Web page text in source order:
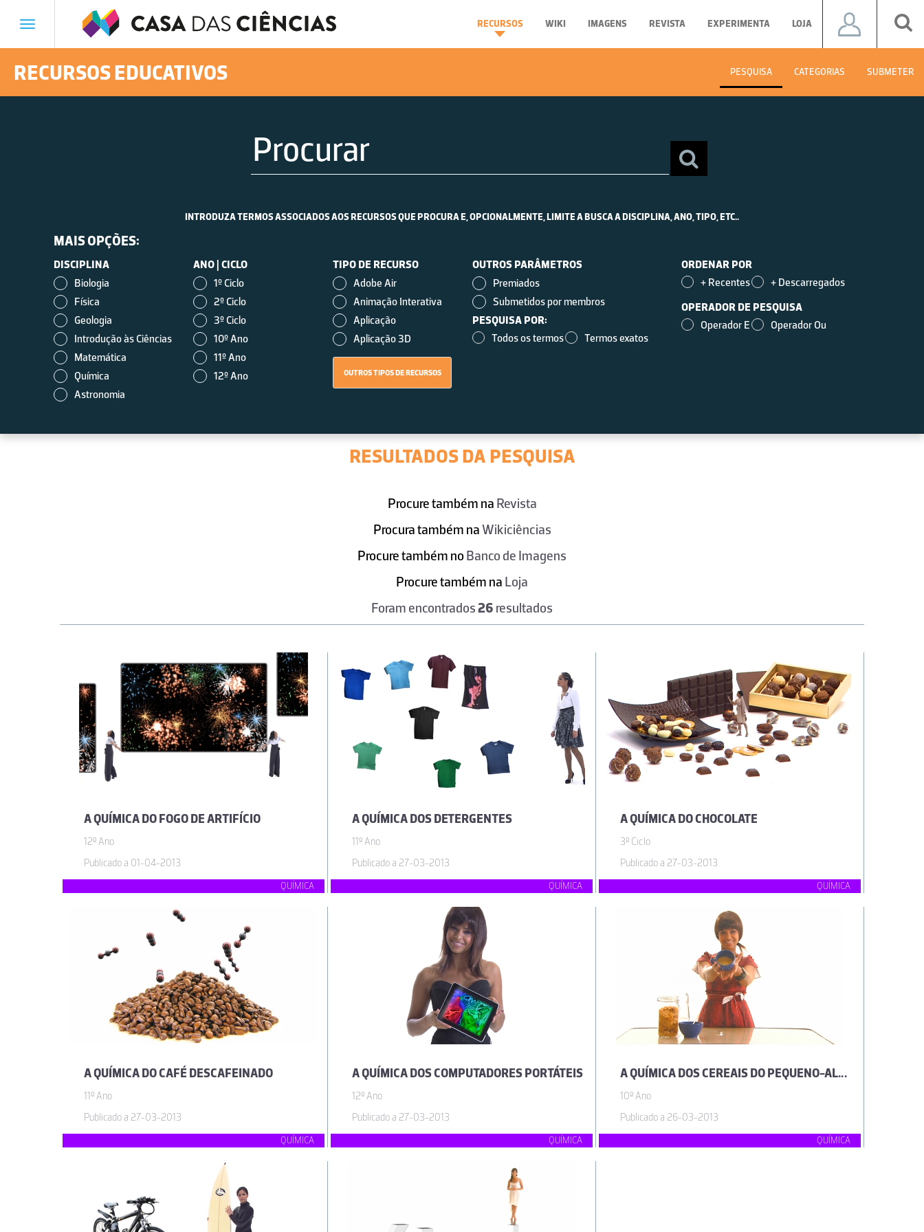
Toggle
RECURSOS WIKI IMAGENS REVISTA EXPERIMENTA LOJA
RECURSOS EDUCATIVOS PESQUISA
INTRODUZA TERMOS ASSOCIADOS AOS RECURSOS QUE PROCURA E, OPCIONALMENTE, LIMITE A BUSCA A DISCIPLINA, ANO, TIPO, ETC..
MAIS OPÇÕES:
DISCIPLINA
Biologia
Física
Geologia
Introdução às Ciências
Matemática
Química
Astronomia
ANO |CICLO
1º Ciclo
2º Ciclo
3º Ciclo
10º Ano
11º Ano
12º Ano
TIPO DE RECURSO
Adobe Air
Animação Interativa
Aplicação
Aplicação 3D
OUTROS PARÂMETROS
Premiados
Submetidos por membros
PESQUISA POR:
Todos os termos
Termos exatos
ORDENAR POR
+ Recentes
+ Descarregados
OPERADOR DE PESQUISA
Operador E
Operador Ou
CATEGORIAS SUBMETER
RESULTADOS DA PESQUISA
Procure também na Revista
Procura também naWikiciências
Procure também no Banco de Imagens
Procure também na Loja
Foram encontrados26 resultados
A QUÍMICA DO FOGO DE ARTIFÍCIO
12º Ano
Publicado a 01-04-2013
QUÍMICA
A QUÍMICA DOS DETERGENTES
11º Ano
Publicado a 27-03-2013
QUÍMICA
A QUÍMICA DO CHOCOLATE
3º Ciclo
Publicado a 27-03-2013
QUÍMICA
A QUÍMICA DO CAFÉ DESCAFEINADO
11º Ano
Publicado a 27-03-2013
QUÍMICA
A QUÍMICA DOS COMPUTADORES PORTÁTEIS
12º Ano
Publicado a 27-03-2013
QUÍMICA
A QUÍMICA DOS CEREAIS DO PEQUENO-ALMOÇO
10º Ano
Publicado a 26-03-2013
QUÍMICA